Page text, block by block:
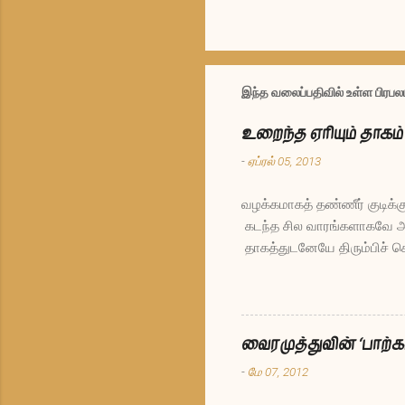
இந்த வலைப்பதிவில் உள்ள
உறைந்த ஏரியும்
-ஏப்ரல் 05, 2013
வழக்கமாகத் தண்ணீர்
கடந்த சில வாரங்களாகவே
தாகத்துடனேயே
போகலாமா, இது
நீராக இருந்து உன்போன்ற
எத்தனையோ உயிரினங்கள்
தாங்கமுடியாத அளவு
உறைந்ததால் உன்போன்ற
வைரமுத்துவின்
- மே 07, 2012